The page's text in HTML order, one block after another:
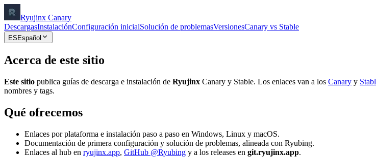
Ryujinx Canary
DescargasInstalaciónConfiguración inicialSolución de problemasVersionesCanary vs Stable
ES Español
Acerca de este sitio
Este sitio publica guías de descarga e instalación de Ryujinx Canary y Stable. Los enlaces van a los Canary y
nombres y tags.
Qué ofrecemos
Enlaces por plataforma e instalación paso a paso en Windows, Linux y macOS.
Documentación de primera configuración y solución de problemas, alineada con Ryubing.
Enlaces al hub en ryujinx.app, GitHub @Ryubing y a los releases en git.ryujinx.app.